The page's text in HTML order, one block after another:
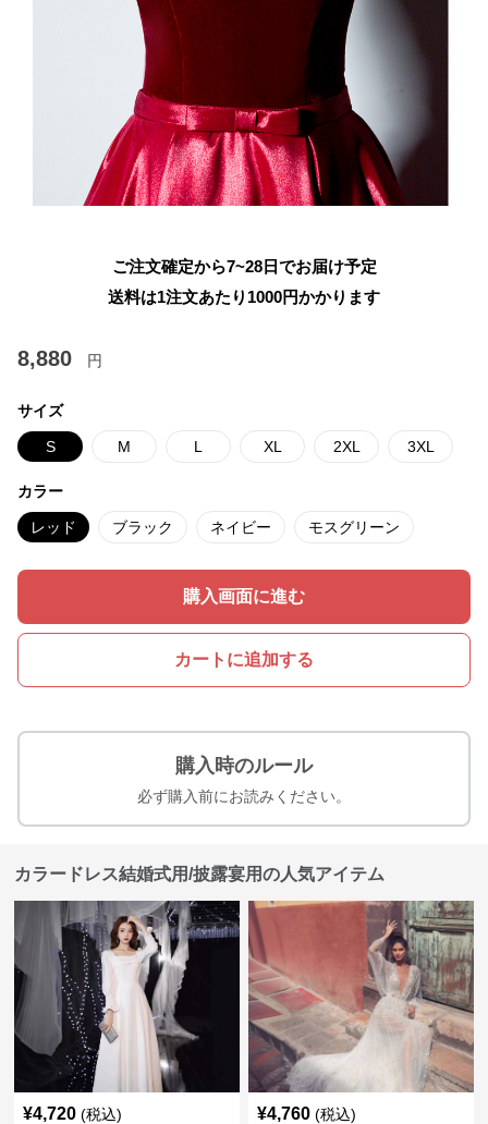
ご注文確定から7~28日でお届け予定
送料は1注文あたり 1000円かかります
8,880 円
サイズ
S M L XL 2XL 3XL
カラー
レッド ブラック ネイビー モスグリーン
購入画面に進む
カートに追加する
購入時のルール
必ず購入前にお読みください。
カラードレス結婚式用/披露宴用の人気アイテム
¥4,720 (税込) ¥4,760 (税込)